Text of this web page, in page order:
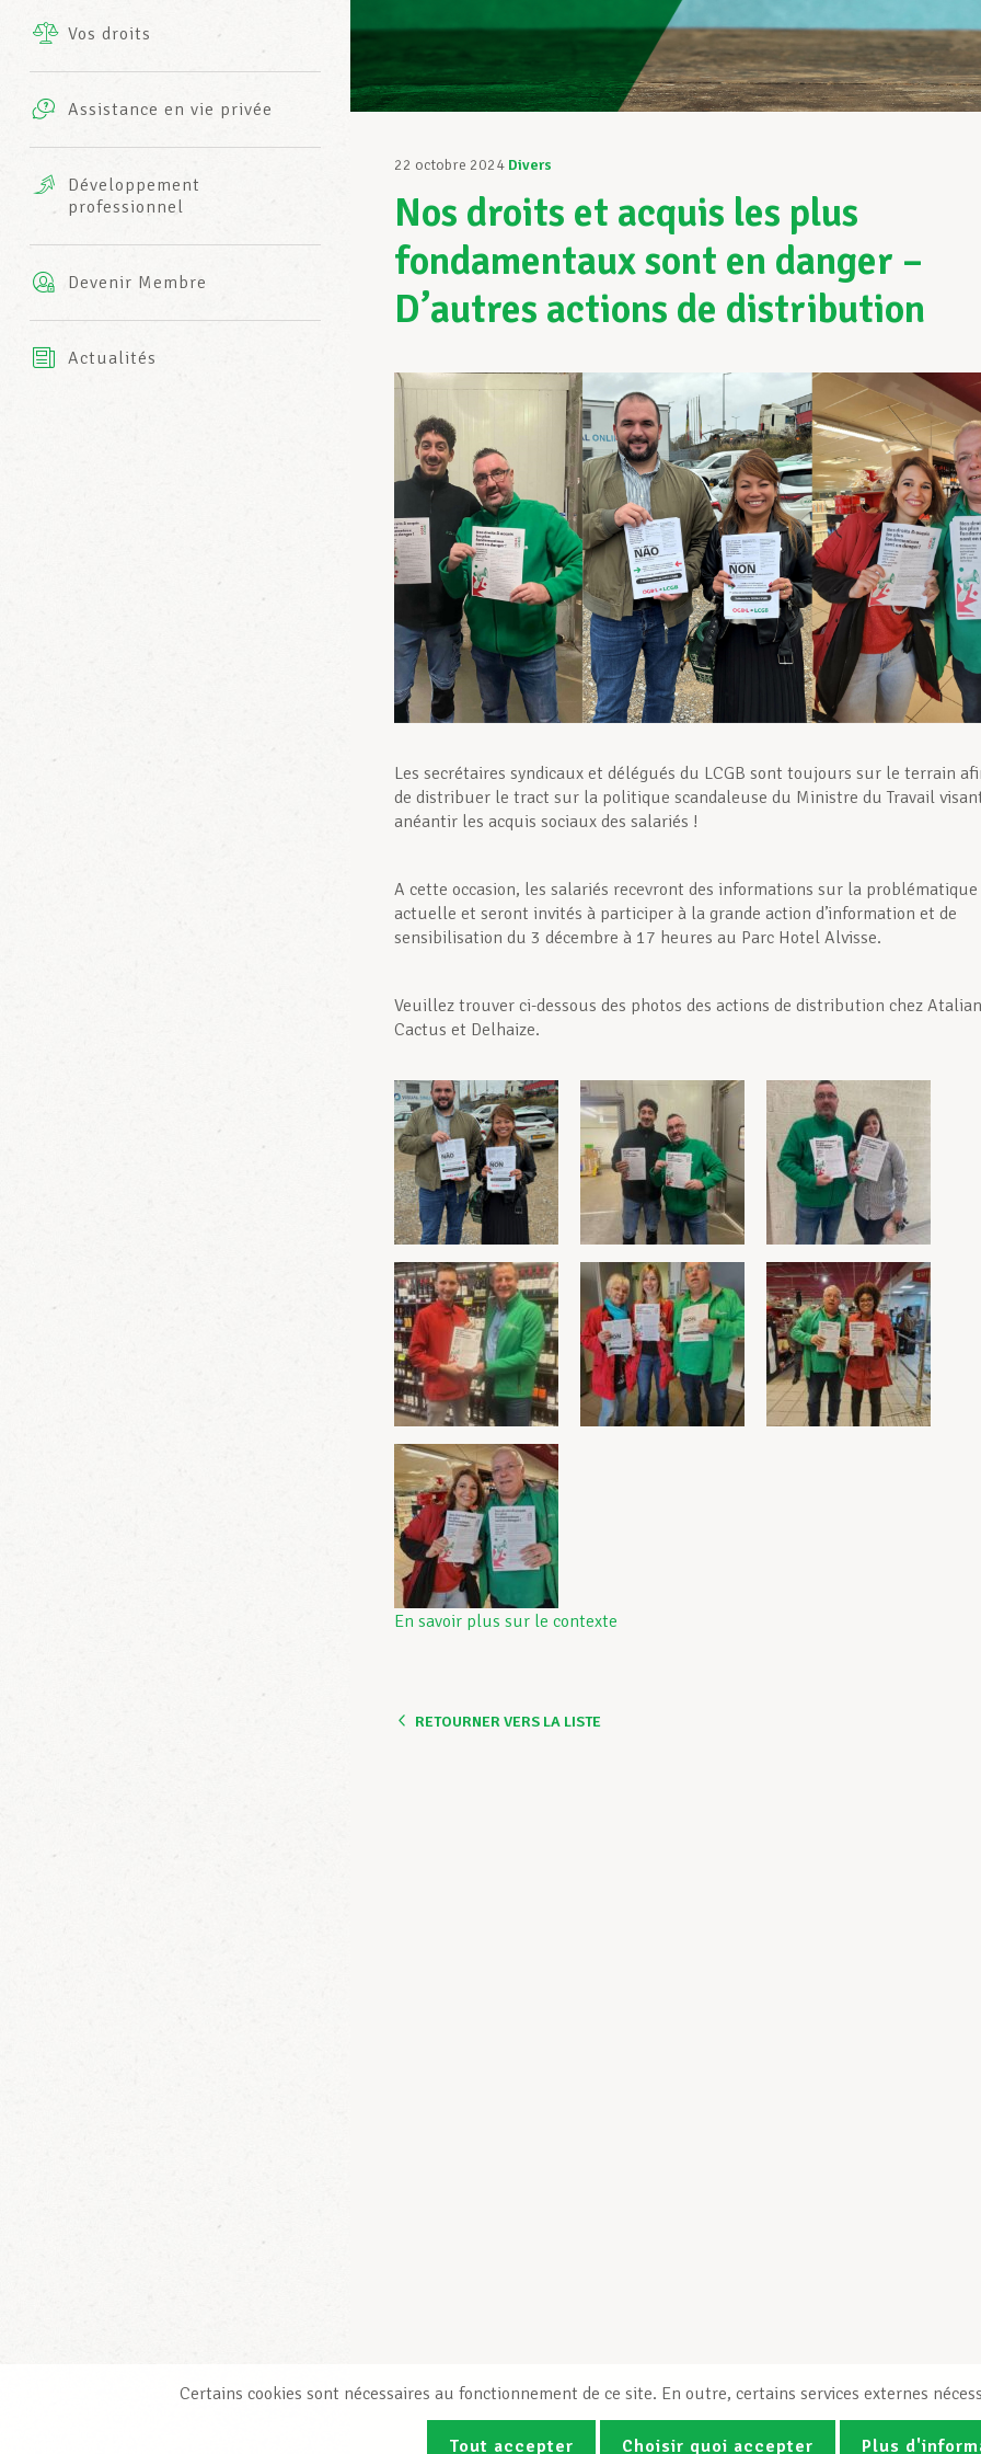
INFO-CENTER
Vos droits
Assistance en vie privée
complémentaires
AXA
Développement
professionnel
Devenir Membre
Actualités
22 octobre 2024 Divers
Nos droits et acquis les plus
fondamentaux sont en danger –
D’autres actions de distribution
Les secrétaires syndicaux et délégués du LCGB sont toujours sur le terrain
de distribuer le tract sur la politique scandaleuse du Ministre du Travail
anéantir les acquis sociaux des salariés !
A cette occasion, les salariés recevront des informations sur la problématique
actuelle et seront invités à participer à la grande action d’information et de
sensibilisation du 3 décembre à 17 heures au Parc Hotel Alvisse.
Veuillez trouver ci-dessous des photos des actions de distribution chez
Cactus et Delhaize.
En savoir plus sur le contexte
RETOURNER VERS LA LISTE
Certains cookies sont nécessaires au fonctionnement de ce site. En outre, certains services externes
Tout accepter Choisir quoi accepter Plus